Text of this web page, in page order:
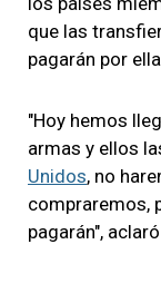
que las
pagarán por
"Hoy hemos
armas y ellos
Unidos, no
compraremos,
pagarán",